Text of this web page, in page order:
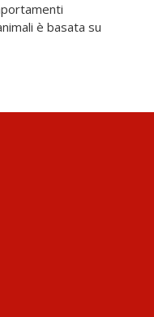
è basata su